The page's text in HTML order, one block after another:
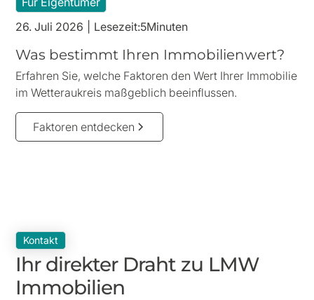
26. Juli 2026
Lesezeit:5Minuten
Was bestimmt Ihren Immobilienwert?
Erfahren Sie, welche Faktoren den Wert Ihrer Immobilie
im Wetteraukreis maßgeblich beeinflussen.
Faktoren entdecken
Kontakt
Ihr direkter Draht zu LMW
Immobilien